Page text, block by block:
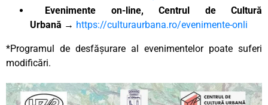
Evenimente on-line, Centrul de Cultură
Urbană → https://culturaurbana.ro/evenimente-onli
*Programul de desfășurare al evenimentelor poate suferi
modificări.